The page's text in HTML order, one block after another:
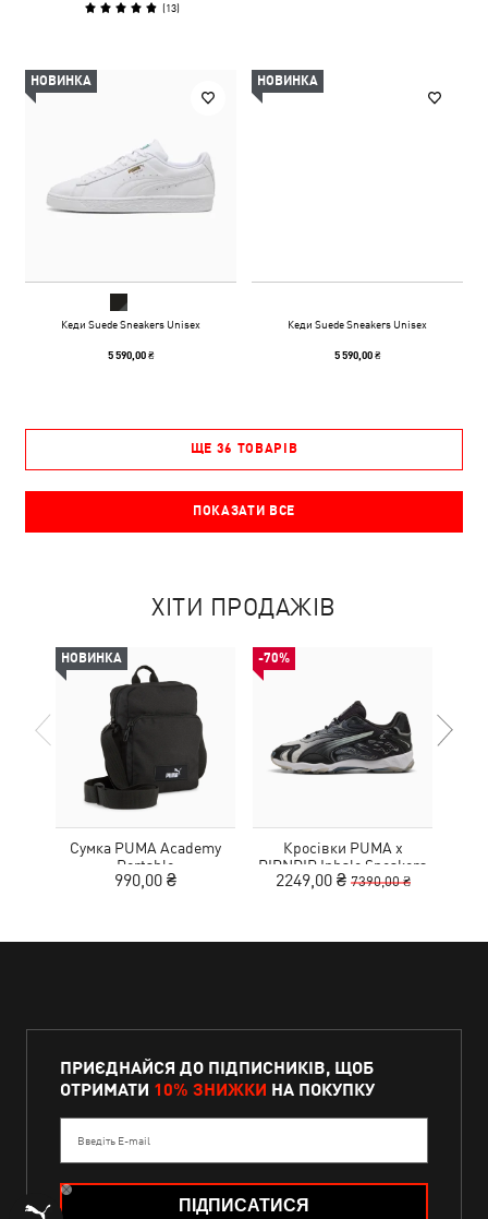
(13)
НОВИНКА
Кеди Suede Sneakers Unisex
5 590,00 ₴
НОВИНКА
Кеди Suede Sneakers Unisex
5 590,00 ₴
ЩЕ 36 ТОВАРІВ
ПОКАЗАТИ ВСЕ
ХІТИ ПРОДАЖІВ
НОВИНКА
Сумка PUMA Academy
Portable
990,00 ₴
-70%
Кросівки PUMA x
RIPNDIP Inhale Sneakers
2249,00 ₴ 7390,00 ₴
ПРИЄДНАЙСЯ ДО ПІДПИСНИКІВ, ЩОБ
ОТРИМАТИ 10% ЗНИЖКИ НА ПОКУПКУ
Введіть E-mail
ПІДПИСАТИСЯ